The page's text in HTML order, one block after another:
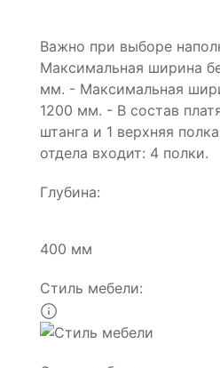
Важно при выборе
Максимальная ширина
мм. - Максимальная
1200 мм. - В состав
штанга и 1 верхняя
отдела входит: 4 полки.
Глубина:
400 мм
Стиль мебели: